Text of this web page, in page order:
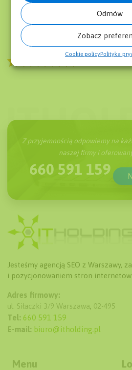
Odmów
Zobacz
Cookie policyPolityka
Wszystkie Wpisy na blogu IT
Z przyjemnością odpowiemy na
naszej firmy i
660 591 159
Jesteśmy agencją SEO z Warszawy,
i pozycjonowaniem stron
Adres firmowy:
ul. Siłaczki 3/9 Warszawa, 02-495
Tel: 660 591 159
E-mail: biuro@itholding.pl
Menu